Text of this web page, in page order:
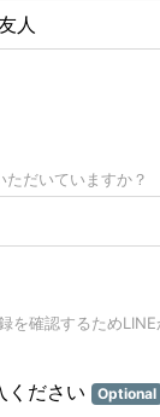
人
だいていますか？
を確認するためLINE
ください Optional